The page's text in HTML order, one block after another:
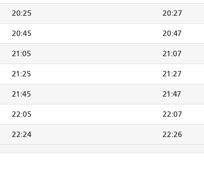
20:25 20:27
20:45 20:47
21:05 21:07
21:25 21:27
21:45 21:47
22:05 22:07
22:24 22:26